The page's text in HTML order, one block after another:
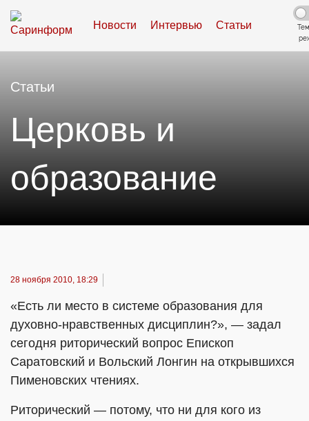
Новости Интервью Статьи
Статьи
Церковь и
образование
28 ноября 2010, 18:29
«Есть ли место в системе образования для
духовно-нравственных дисциплин?», — задал
сегодня риторический вопрос Епископ
Саратовский и Вольский Лонгин на открывшихся
Пименовских чтениях.
Риторический — потому, что ни для кого из